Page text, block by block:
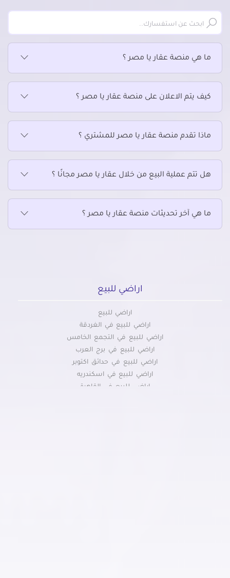
ما هي منصة عقار يا مصر ؟
كيف يتم الاعلان على منصة عقار يا مصر ؟
ماذا تقدم منصة عقار يا مصر للمشتري ؟
هل تتم عملية البيع من خلال عقار يا مصر مجانًا ؟
ما هي آخر تحديثات منصة عقار يا مصر ؟
اراضي للبيع
اراضي للبيع
اراضي للبيع في الغردقة
اراضي للبيع في التجمع الخامس
اراضي للبيع في برج العرب
اراضي للبيع في حدائق اكتوبر
اراضي للبيع في اسكندريه
اراضي للبيع في القاهرة